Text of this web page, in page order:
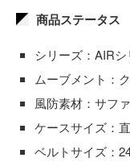
商品ステータス
シリーズ：AIR
ムーブメント：
風防素材：サフ
ケースサイズ：
ベルトサイズ：